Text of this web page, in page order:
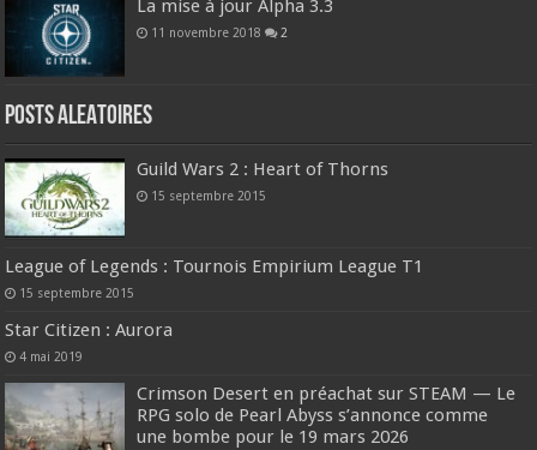
La mise à jour Alpha 3.3
11 novembre 2018 2
Posts ALEATOIRES
Guild Wars 2 : Heart of Thorns
15 septembre 2015
League of Legends : Tournois Empirium League T1
15 septembre 2015
Star Citizen : Aurora
4 mai 2019
Crimson Desert en préachat sur STEAM — Le
RPG solo de Pearl Abyss s’annonce comme
une bombe pour le 19 mars 2026